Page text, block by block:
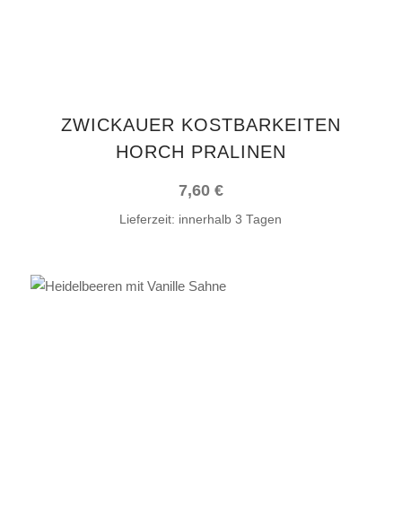
ZWICKAUER KOSTBARKEITEN
HORCH PRALINEN
7,60 €
Lieferzeit: innerhalb 3 Tagen